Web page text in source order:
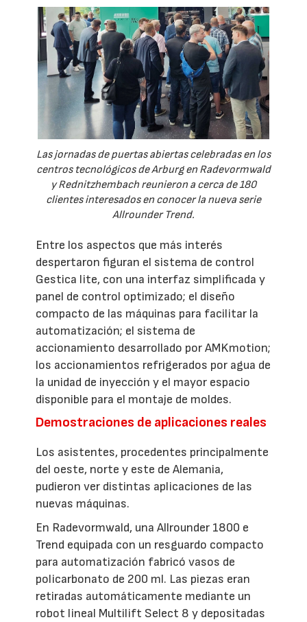
Las jornadas de puertas abiertas celebradas en los
centros tecnológicos de Arburg en Radevormwald
y Rednitzhembach reunieron a cerca de 180
clientes interesados en conocer la nueva serie
Allrounder Trend.
Entre los aspectos que más interés
despertaron figuran el sistema de control
Gestica lite, con una interfaz simplificada y
panel de control optimizado; el diseño
compacto de las máquinas para facilitar la
automatización; el sistema de
accionamiento desarrollado por AMKmotion;
los accionamientos refrigerados por agua de
la unidad de inyección y el mayor espacio
disponible para el montaje de moldes.
Demostraciones de aplicaciones reales
Los asistentes, procedentes principalmente
del oeste, norte y este de Alemania,
pudieron ver distintas aplicaciones de las
nuevas máquinas.
En Radevormwald, una Allrounder 1800 e
Trend equipada con un resguardo compacto
para automatización fabricó vasos de
policarbonato de 200 ml. Las piezas eran
retiradas automáticamente mediante un
robot lineal Multilift Select 8 y depositadas